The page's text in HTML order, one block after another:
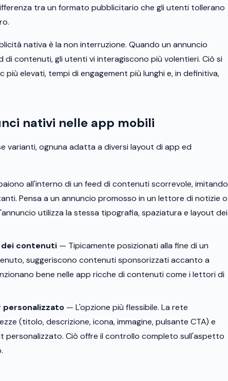
tra un formato pubblicitario che gli utenti tollerano
nativa è la non interruzione. Quando un annuncio
contenuti, gli utenti vi interagiscono più volentieri. Ciò si
elevati, tempi di engagement più lunghi e, in definitiva,
nativi nelle app mobili
varianti, ognuna adatta a diversi layout di app ed
all'interno di un feed di contenuti scorrevole, imitando
Pensa a un annuncio promosso in un lettore di notizie o
utilizza la stessa tipografia, spaziatura e layout dei
dei contenuti — Tipicamente posizionati alla fine di un
suggeriscono contenuti sponsorizzati accanto a
bene nelle app ricche di contenuti come i lettori di
personalizzato — L'opzione più flessibile. La rete
(titolo, descrizione, icona, immagine, pulsante CTA) e
personalizzato. Ciò offre il controllo completo sull'aspetto